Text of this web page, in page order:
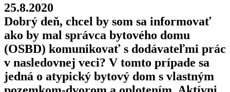
25.8.2020
Dobrý deň, chcel by som sa informovať
ako by mal správca bytového domu
(OSBD) komunikovať s dodávateľmi prác
v nasledovnej veci? V tomto prípade sa
jedná o atypický bytový dom s vlastným